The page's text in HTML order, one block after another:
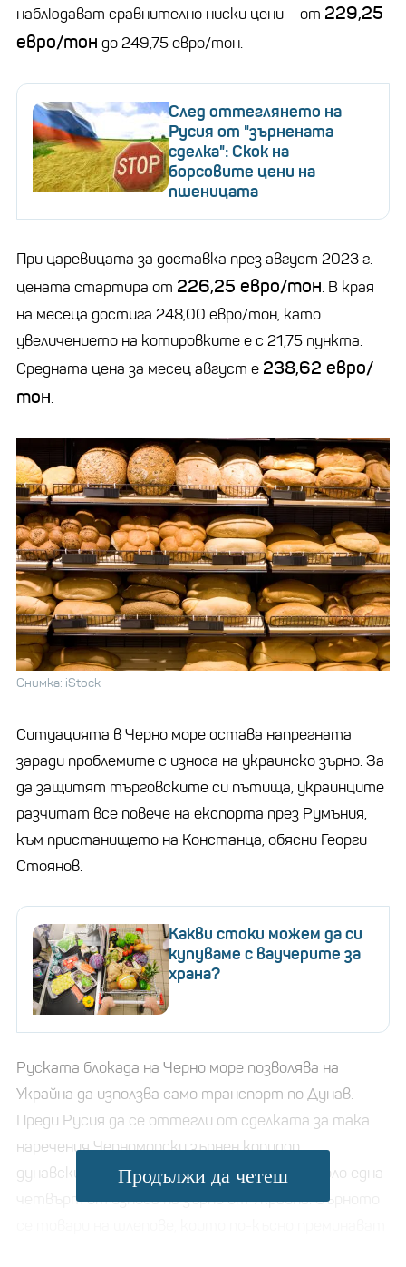
наблюдават сравнително ниски цени – от 229,25
евро/тон до 249,75 евро/тон.
След оттеглянето на
Русия от "зърнената
сделка": Скок на
борсовите цени на
пшеницата
При царевицата за доставка през август 2023 г.
цената стартира от 226,25 евро/тон. В края
на месеца достига 248,00 евро/тон, като
увеличението на котировките е с 21,75 пункта.
Средната цена за месец август е 238,62 евро/
тон.
Снимка: iStock
Ситуацията в Черно море остава напрегната
заради проблемите с износа на украинско зърно. За
да защитят търговските си пътища, украинците
разчитат все повече на експорта през Румъния,
към пристанището на Констанца, обясни Георги
Стоянов.
Какви стоки можем да си
купуваме с ваучерите за
храна?
Руската блокада на Черно море позволява на
Украйна да използва само транспорт по Дунав.
Преди Русия да се оттегли от сделката за така
наречения Черноморски зърнен коридор,
дунавските пристанища отговаряха за около една
четвърт от износа на зърно от Украйна. Зърното
Продължи да четеш